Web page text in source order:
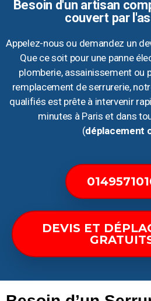
Besoin d'un artisan
couvert par
Appelez-nous ou demandez un
Que ce soit pour une panne
plomberie, assainissement ou
remplacement de serrurerie,
qualifiés est prête à intervenir
minutes à Paris et dans
(déplacement
DEVIS ET